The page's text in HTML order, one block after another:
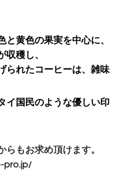
と黄色の果実を中心に、
収穫し、
られたコーヒーは、雑味
イ国民のような優しい印
らもお求め頂けます。
pro.jp/